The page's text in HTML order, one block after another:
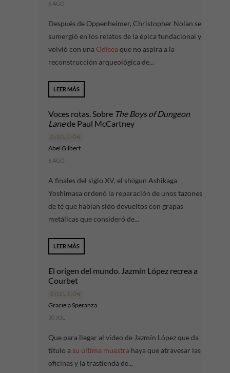
6 AGO
Después de Oppenheimer, Christopher Nolan se
sumergió en los relatos de la épica fundacional y
volvió con una Odisea que no aspira a la
reconstrucción arqueológica de...
LEER MÁS
Voces rotas. Sobre The Boys of Dungeon
Lanede Paul McCartney
DISCUSIÓN
Abel Gilbert
6 AGO
A finales del siglo XV, el shōgun Ashikaga
Yoshimasa ordenó la reparación de unos tazones
de té que habían sido devueltos con grapas
metálicas que consideró de...
LEER MÁS
El origen del mundo. Jazmín López recrea a
Courbet
DISCUSIÓN
Graciela Speranza
30 JUL
Que para llegar al video de Jazmín López que da
título a su última muestra haya que atravesar las
oficinas y la trastienda de...